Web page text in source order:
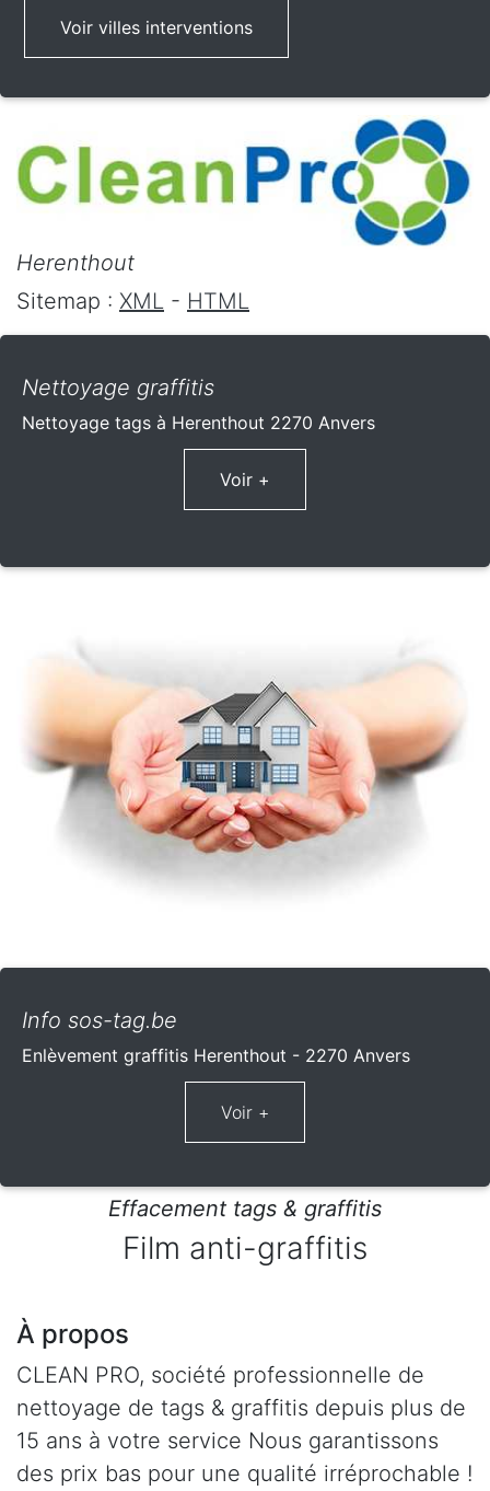
Voir villes interventions
Herenthout
Sitemap : XML - HTML
Nettoyage graffitis
Nettoyage tags à Herenthout 2270 Anvers
Voir +
Info sos-tag.be
Enlèvement graffitis Herenthout - 2270 Anvers
Effacement tags & graffitis
Film anti-graffitis
À propos
CLEAN PRO, société professionnelle de
nettoyage de tags & graffitis depuis plus de
15 ans à votre service Nous garantissons
des prix bas pour une qualité irréprochable !